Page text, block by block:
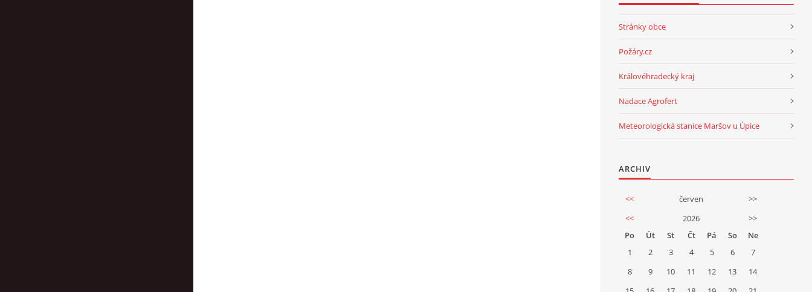
Stránky obce
Požáry.cz
Královéhradecký kraj
Nadace Agrofert
Meteorologická stanice Maršov u Úpice
ARCHIV
<< červen
>>
<<
2026
>>
Po
Út St Čt Pá So
Ne
1
2 3 4 5 6
7
8
9 10 11 12 13
14